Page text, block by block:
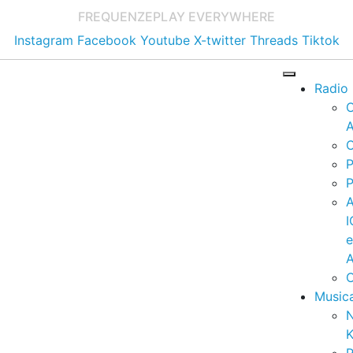
FREQUENZEPLAY EVERYWHERE
Instagram Facebook Youtube X-twitter Threads Tiktok
Radio
e